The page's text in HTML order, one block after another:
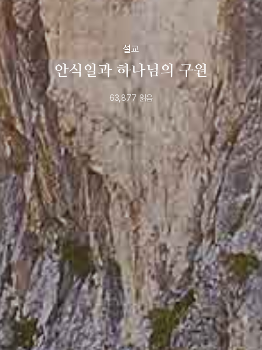
설교
안식일과 하나님의 구원
2022년
4월
27일
63,877 읽음